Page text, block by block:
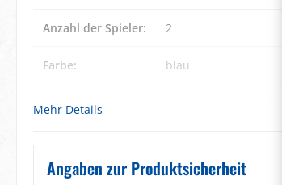
Anzahl der Spieler: 2
Farbe: blau
Inhalt: , 1
, 15
,
Mehr Details
Angaben zur Produktsicherheit